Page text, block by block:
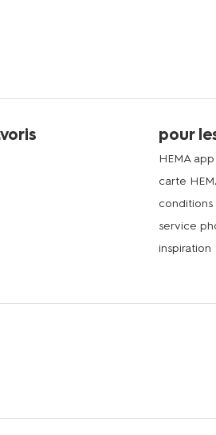
pour
HEMA app
carte
conditions
service
inspiration